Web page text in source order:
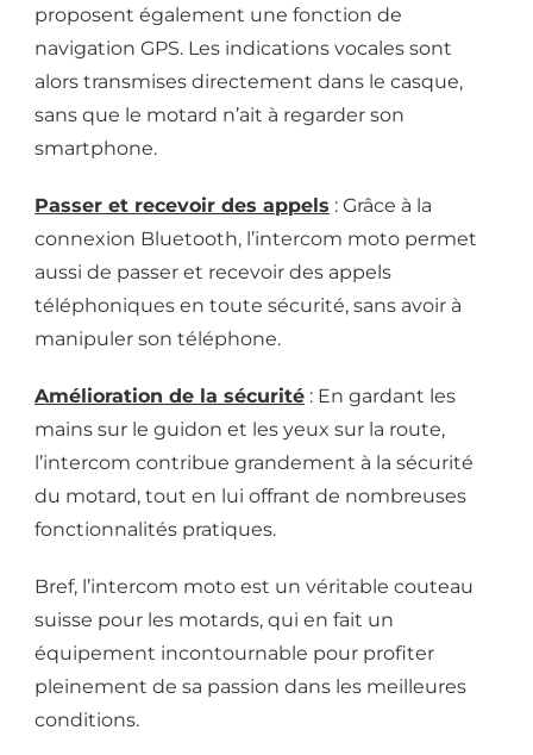
proposent également une fonction de
navigation GPS. Les indications vocales sont
alors transmises directement dans le casque,
sans que le motard n’ait à regarder son
smartphone.
Passer et recevoir des appels : Grâce à la
connexion Bluetooth, l’intercom moto permet
aussi de passer et recevoir des appels
téléphoniques en toute sécurité, sans avoir à
manipuler son téléphone.
Amélioration de la sécurité : En gardant les
mains sur le guidon et les yeux sur la route,
l’intercom contribue grandement à la sécurité
du motard, tout en lui offrant de nombreuses
fonctionnalités pratiques.
Bref, l’intercom moto est un véritable couteau
suisse pour les motards, qui en fait un
équipement incontournable pour profiter
pleinement de sa passion dans les meilleures
conditions.